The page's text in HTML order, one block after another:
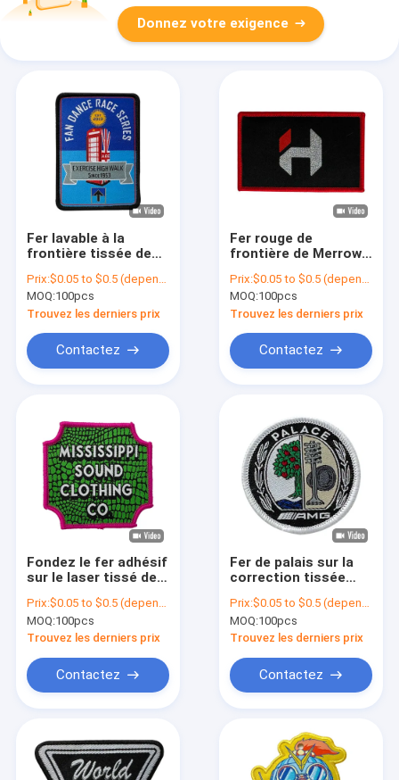
Produits
Donnez votre exigence
Fer lavable à la
frontière tissée de
corrections avec la
couleur de PMS
Prix:$0.05 to $0.5 (depends on the design and order quantity)
MOQ:100pcs
Trouvez les derniers prix
Contactez
Fer rouge de
frontière de Merrow
tissées par fonte
chaude imperméable
de correction de
broderie
Prix:$0.05 to $0.5 (depends on the design and order quantity)
MOQ:100pcs
Trouvez les derniers prix
Contactez
Fondez le fer adhésif
sur le laser tissé de
la couleur de
Pantone de frontière
Prix:$0.05 to $0.5 (depends on the design and order quantity)
MOQ:100pcs
Trouvez les derniers prix
Contactez
Fer de palais sur la
correction tissée
Overlock interlignant
pour le sac de
vêtement
Prix:$0.05 to $0.5 (depends on the design and order quantity)
MOQ:100pcs
Trouvez les derniers prix
Contactez